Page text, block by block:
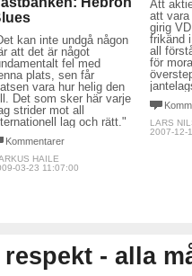
kan inte undgå någon
att det är något
fel med
plats, sen får
vara hur helig den
Det som sker här varje
strider mot all
lag och rätt."
Kommentarer
HAILE
03-23 11:07:00
Att
att vara
girig
frikänd
all
för
LARS
2007-12-
- alla